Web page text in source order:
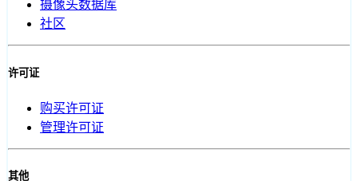
摄像头数据库
社区
许可证
购买许可证
管理许可证
其他